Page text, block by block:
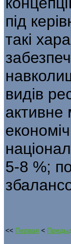
під
такі
видів
активне
5-8 %;
<< Первая <